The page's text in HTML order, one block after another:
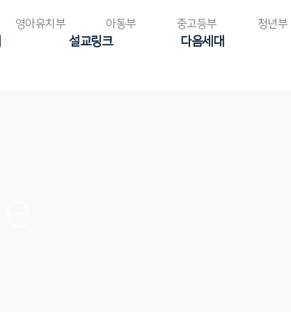
설교링크 다음세대
영아유치부 아동부 중고등부 청년부